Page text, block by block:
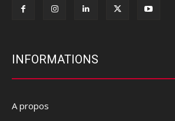
INFORMATIONS
A propos